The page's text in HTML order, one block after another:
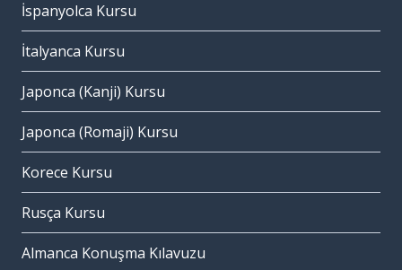
İspanyolca Kursu
İtalyanca Kursu
Japonca (Kanji) Kursu
Japonca (Romaji) Kursu
Korece Kursu
Rusça Kursu
Almanca Konuşma Kılavuzu